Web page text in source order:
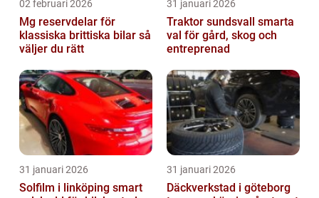
02 februari 2026
Mg reservdelar för
klassiska brittiska bilar så
väljer du rätt
31 januari 2026
Traktor sundsvall smarta
val för gård, skog och
entreprenad
31 januari 2026
Solfilm i linköping smart
31 januari 2026
Däckverkstad i göteborg